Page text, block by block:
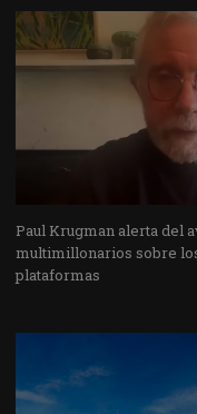
Paul Krugman alerta del
multimillonarios sobre
plataformas